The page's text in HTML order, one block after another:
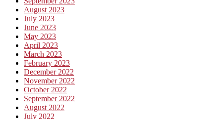
August 2023
July 2023
June 2023
May 2023
April 2023
March 2023
February 2023
December 2022
November 2022
October 2022
September 2022
August 2022
July 2022